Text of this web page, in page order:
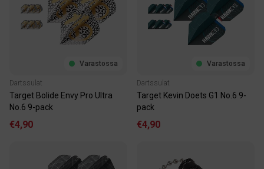
Varastossa
Dartssulat
Target Bolide Envy Pro Ultra
No.6 9-pack
€4,90
Varastossa
Dartssulat
Target Kevin Doets G1 No.6 9-
pack
€4,90